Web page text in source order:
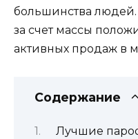
большинства
за счет массы
активных продаж в
Содержание
Лучшие